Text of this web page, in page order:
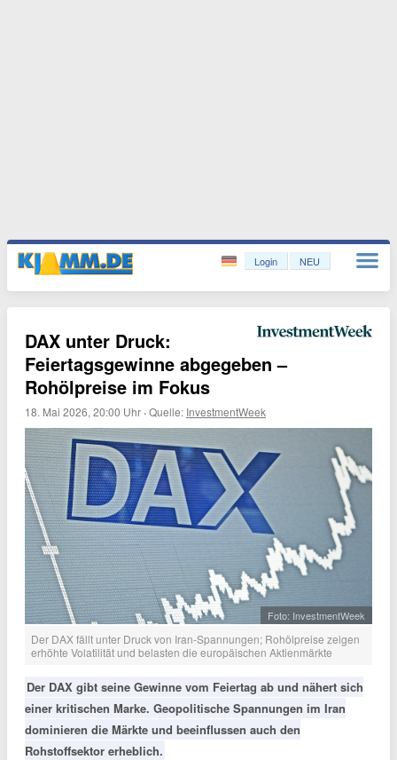
Login NEU
DAX unter Druck:
Feiertagsgewinne abgegeben –
Rohölpreise im Fokus
18. Mai 2026, 20:00 Uhr ·Quelle: InvestmentWeek
Foto: InvestmentWeek
Der DAX fällt unter Druck von Iran-Spannungen; Rohölpreise zeigen
erhöhte Volatilität und belasten die europäischen Aktienmärkte
Der DAX gibt seine Gewinne vom Feiertag ab und nähert sich
einer kritischen Marke. Geopolitische Spannungen im Iran
dominieren die Märkte und beeinflussen auch den
Rohstoffsektor erheblich.